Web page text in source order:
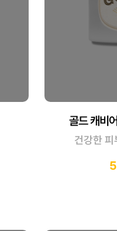
건강한